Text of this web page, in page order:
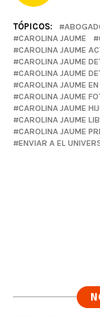
TÓPICOS:
CAROLINA JAUME
CAROLINA JAUME
CAROLINA JAUME
CAROLINA JAUME
CAROLINA JAUME
CAROLINA JAUME
CAROLINA JAUME
CAROLINA JAUME
CAROLINA JAUME
ENVIAR A EL